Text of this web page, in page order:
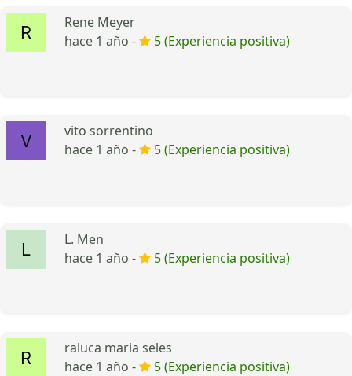
Rene Meyer
hace 1 año -
5 (Experiencia positiva)
vito sorrentino
hace 1 año -
5 (Experiencia positiva)
L. Men
hace 1 año -
5 (Experiencia positiva)
raluca maria seles
hace 1 año -
5 (Experiencia positiva)